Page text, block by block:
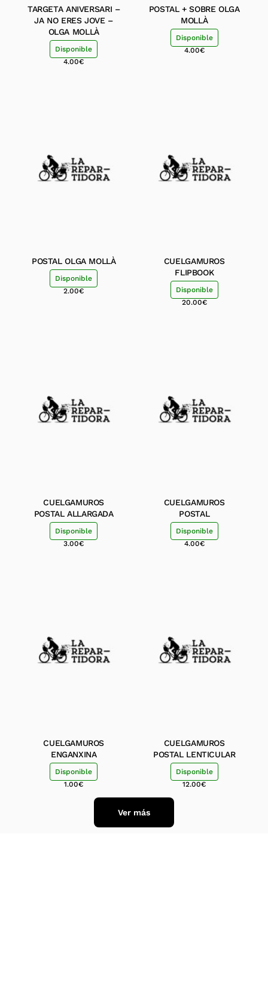
TARGETA ANIVERSARI –
JA NO ERES JOVE –
OLGA MOLLÀ
Disponible
4.00€
POSTAL + SOBRE OLGA
MOLLÀ
Disponible
4.00€
POSTAL OLGA MOLLÀ
Disponible
2.00€
CUELGAMUROS
FLIPBOOK
Disponible
20.00€
CUELGAMUROS
POSTAL ALLARGADA
Disponible
3.00€
CUELGAMUROS
POSTAL
Disponible
4.00€
CUELGAMUROS
ENGANXINA
Disponible
1.00€
CUELGAMUROS
POSTAL LENTICULAR
Disponible
12.00€
Ver más